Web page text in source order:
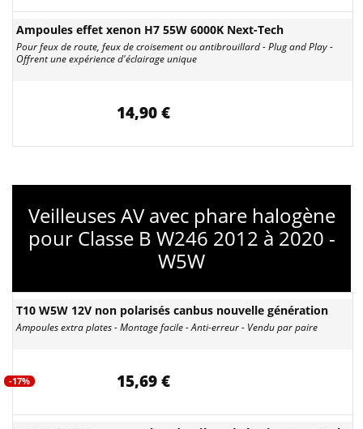
Ampoules effet xenon H7 55W 6000K Next-Tech
Pour feux de route, feux de croisement ou antibrouillard - Plug and Play -
Offrent une expérience d'éclairage unique
14,90 €
Veilleuses AV avec phare halogène
pour Classe B W246 2012 à 2020 -
W5W
T10 W5W 12V non polarisés canbus nouvelle génération
Ampoules extra plates - Montage facile - Anti-erreur - Vendu par paire
-17% 15,69 €